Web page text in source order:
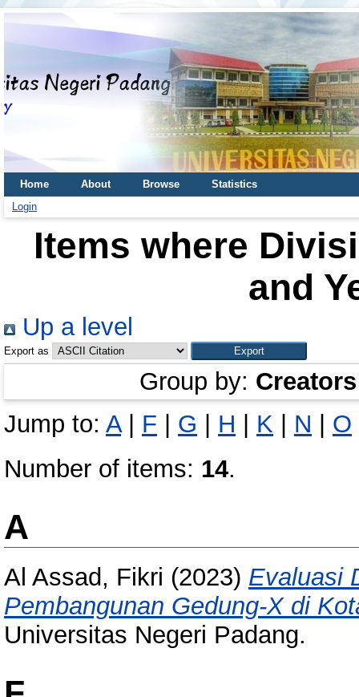
Home About Browse
Statistics
Login
Items where
and
Up a level
Export as
Group by: Creators
Jump to: A| F G H K N O
Number of items: 14.
A
Al Assad, Fikri (2023) Evaluasi
Pembangunan Gedung-X di
Universitas Negeri Padang.